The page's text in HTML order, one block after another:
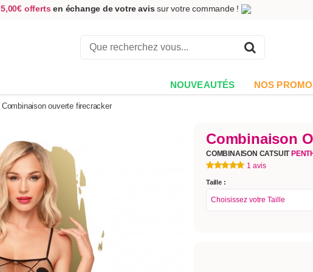
5,00€ offerts en échange de votre avis sur votre commande !
NOUVEAUTÉS NOS
Combinaison ouverte firecracker
Combinaison
COMBINAISON CATSUIT
1 avis
Taille :